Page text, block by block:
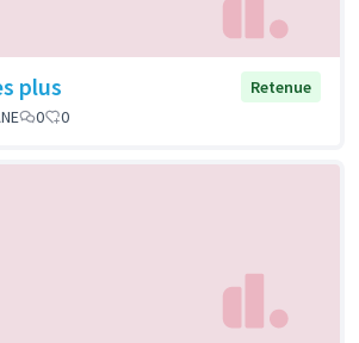
plus
Retenue
0 0